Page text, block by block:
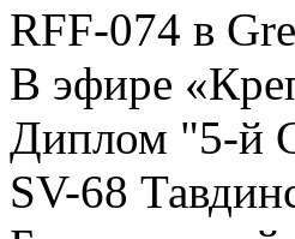
RFF-074 в
В эфире
Диплом "5-й
SV-68